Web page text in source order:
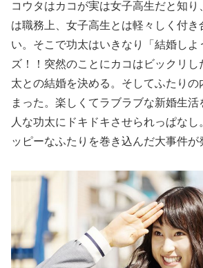
コウタはカコが実は女子高生だと知
は職務上、女子高生とは軽々しく付き
い。そこで功太はいきなり「結婚しよ
ズ！！突然のことにカコはビックリ
太との結婚を決める。そしてふたり
まった。楽しくてラブラブな新婚生
人な功太にドキドキさせられっぱな
ッピーなふたりを巻き込んだ大事件